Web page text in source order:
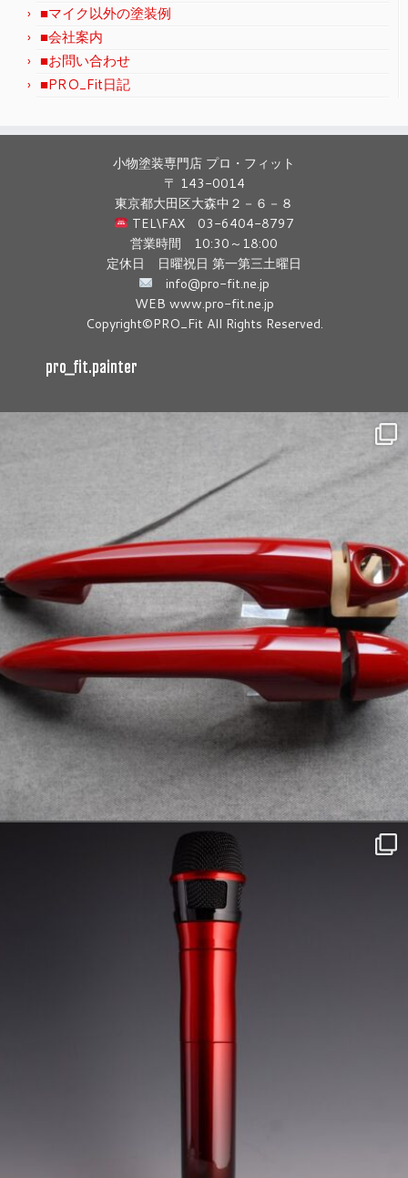
■マイク以外の塗装例
■会社案内
■お問い合わせ
■PRO_Fit日記
小物塗装専門店 プロ・フィット
〒 143-0014
東京都大田区大森中２－６－８
TEL\FAX 03-6404-8797
営業時間 10:30～18:00
定休日 日曜祝日 第一第三土曜日
info@pro-fit.ne.jp
WEB www.pro-fit.ne.jp
Copyright©PRO_Fit All Rights Reserved.
pro_fit.painter